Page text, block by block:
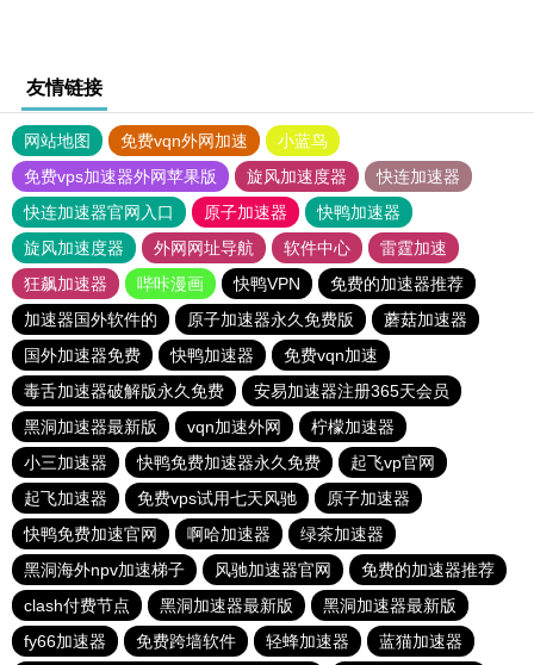
友情链接
网站地图 免费vqn外网加速
小蓝鸟
免费vps加速器外网苹果版
旋风加速度器
快连加速器
快连加速器官网入口
原子加速器
快鸭加速器
旋风加速度器
外网网址导航 软件中心
雷霆加速
狂飙加速器
哔咔漫画 快鸭VPN
免费的加速器推荐
加速器国外软件的
原子加速器永久免费版
蘑菇加速器
国外加速器免费
快鸭加速器
免费vqn加速
毒舌加速器破解版永久免费
安易加速器注册365天会员
黑洞加速器最新版
vqn加速外网
柠檬加速器
小三加速器
快鸭免费加速器永久免费
起飞vp官网
起飞加速器
免费vps试用七天风驰
原子加速器
快鸭免费加速官网
啊哈加速器
绿茶加速器
黑洞海外npv加速梯子
风驰加速器官网
免费的加速器推荐
clash付费节点
黑洞加速器最新版
黑洞加速器最新版
fy66加速器
免费跨墙软件 轻蜂加速器 蓝猫加速器